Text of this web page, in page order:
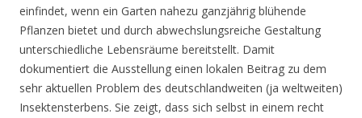
einfindet, wenn ein Garten nahezu ganzjährig blühende
Pflanzen bietet und durch abwechslungsreiche Gestaltung
unterschiedliche Lebensräume bereitstellt. Damit
dokumentiert die Ausstellung einen lokalen Beitrag zu dem
sehr aktuellen Problem des deutschlandweiten (ja weltweiten)
Insektensterbens. Sie zeigt, dass sich selbst in einem recht